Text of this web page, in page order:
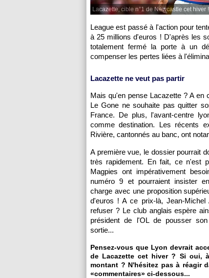
Lacazette, cible n°1 de Newcastle cet hiver !
League est passé à l'action pour
à 25 millions d'euros ! D'après les
totalement fermé la porte à un
compenser les pertes liées à
Lacazette ne veut pas partir
Mais qu'en pense Lacazette ? A en
Le Gone ne souhaite pas quitter
France. De plus, l'avant-centre
comme destination. Les récents
Rivière, cantonnés au banc, ont
A première vue, le dossier pourrait
très rapidement. En fait, ce n'est
Magpies ont impérativement
numéro 9 et pourraient insister
charge avec une proposition
d'euros ! A ce prix-là, Jean-Michel
refuser ? Le club anglais espère
président de l'OL de pousser
sortie...
Pensez-vous que Lyon devrait
de Lacazette cet hiver ? Si oui,
montant ? N'hésitez pas à réagir
«commentaires» ci-dessous...